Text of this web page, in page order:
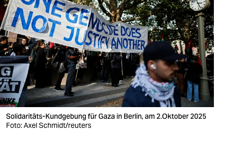
nord
wahrheit
verlag
verlag
veranstaltungen
shop
fragen & hilfe
Solidaritäts-Kundgebung für Gaza in Berlin, am 2.Oktober 2025
Foto: Axel Schmidt/reuters